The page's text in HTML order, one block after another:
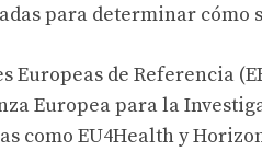
para determinar cómo
Europeas de Referencia
Europea para la
como EU4Health y